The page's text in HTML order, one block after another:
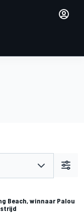
Beach, winnaar Palou